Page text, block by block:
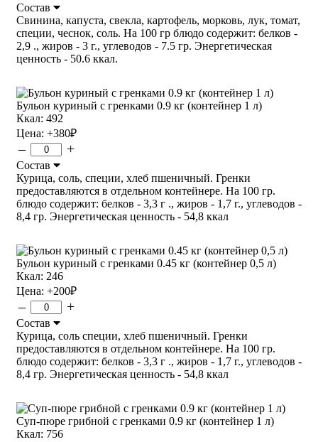
Состав
Свинина, капуста, свекла, картофель, морковь, лук, томат,
специи, чеснок, соль. На 100 гр блюдо содержит: белков -
2,9 ., жиров - 3 г., углеводов - 7.5 гр. Энергетическая
ценность - 50.6 ккал.
Бульон куриный с гренками 0.9 кг (контейнер 1 л)
Ккал: 492
Цена: +380₽
– +
Состав
Курица, соль, специи, хлеб пшеничный. Гренки
предоставляются в отдельном контейнере. На 100 гр.
блюдо содержит: белков - 3,3 г ., жиров - 1,7 г., углеводов -
8,4 гр. Энергетическая ценность - 54,8 ккал
Бульон куриный с гренками 0.45 кг (контейнер 0,5 л)
Ккал: 246
Цена: +200₽
– +
Состав
Курица, соль специи, хлеб пшеничный. Гренки
предоставляются в отдельном контейнере. На 100 гр.
блюдо содержит: белков - 3,3 г ., жиров - 1,7 г., углеводов -
8,4 гр. Энергетическая ценность - 54,8 ккал
Суп-пюре грибной с гренками 0.9 кг (контейнер 1 л)
Ккал: 756